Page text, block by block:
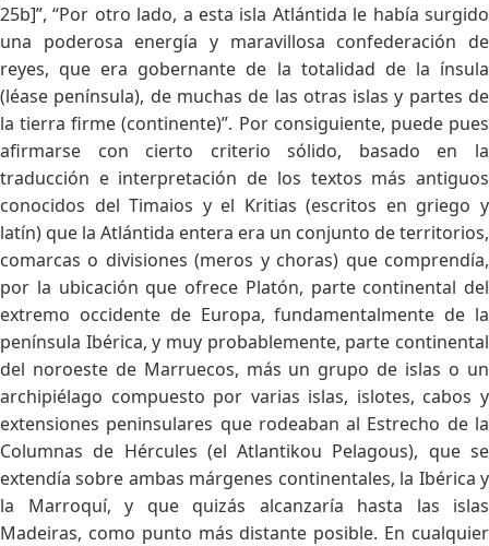
25b]”, “Por otro lado, a esta isla Atlántida le había surgido
una poderosa energía y maravillosa confederación de
reyes, que era gobernante de la totalidad de la ínsula
(léase península), de muchas de las otras islas y partes de
la tierra firme (continente)”. Por consiguiente, puede pues
afirmarse con cierto criterio sólido, basado en la
traducción e interpretación de los textos más antiguos
conocidos del Timaios y el Kritias (escritos en griego y
latín) que la Atlántida entera era un conjunto de territorios,
comarcas o divisiones (meros y choras) que comprendía,
por la ubicación que ofrece Platón, parte continental del
extremo occidente de Europa, fundamentalmente de la
península Ibérica, y muy probablemente, parte continental
del noroeste de Marruecos, más un grupo de islas o un
archipiélago compuesto por varias islas, islotes, cabos y
extensiones peninsulares que rodeaban al Estrecho de la
Columnas de Hércules (el Atlantikou Pelagous), que se
extendía sobre ambas márgenes continentales, la Ibérica y
la Marroquí, y que quizás alcanzaría hasta las islas
Madeiras, como punto más distante posible. En cualquier